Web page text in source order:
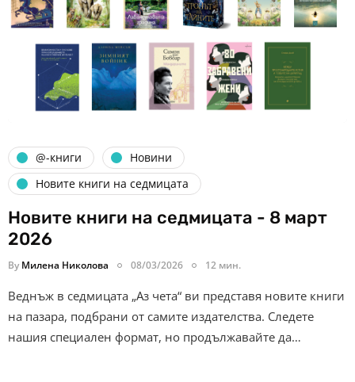
@-книги
Новини
Новите книги на седмицата
Новите книги на седмицата - 8 март
2026
By Милена Николова 08/03/2026 12 мин.
Веднъж в седмицата „Аз чета“ ви представя новите книги
на пазара, подбрани от самите издателства. Следете
нашия специален формат, но продължавайте да…